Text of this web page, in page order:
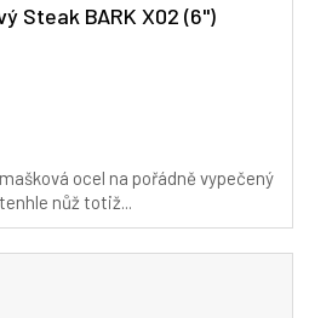
Steak BARK X02 (6")
ocel na pořádně vypečený
nůž totiž...